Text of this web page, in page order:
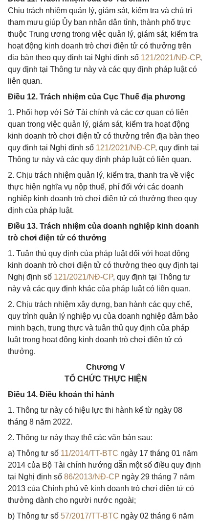
Chịu trách nhiệm quản lý, giám sát, kiểm tra và chủ trì
tham mưu giúp Ủy ban nhân dân tỉnh, thành phố trực
thuộc Trung ương trong việc quản lý, giám sát, kiểm tra
hoạt động kinh doanh trò chơi điện tử có thưởng trên
địa bàn theo quy định tại Nghị định số 121/2021/NĐ-CP,
quy định tại Thông tư này và các quy định pháp luật có
liên quan.
Điều 12. Trách nhiệm của Cục Thuế địa phương
1. Phối hợp với Sở Tài chính và các cơ quan có liên
quan trong việc quản lý, giám sát, kiểm tra hoạt động
kinh doanh trò chơi điện tử có thưởng trên địa bàn theo
quy định tại Nghị định số 121/2021/NĐ-CP, quy định tại
Thông tư này và các quy định pháp luật có liên quan.
2. Chịu trách nhiệm quản lý, kiểm tra, thanh tra về việc
thực hiện nghĩa vụ nộp thuế, phí đối với các doanh
nghiệp kinh doanh trò chơi điện tử có thưởng theo quy
định của pháp luật.
Điều 13. Trách nhiệm của doanh nghiệp kinh doanh
trò chơi điện tử có thưởng
1. Tuân thủ quy định của pháp luật đối với hoạt động
kinh doanh trò chơi điện tử có thưởng theo quy định tại
Nghị định số 121/2021/NĐ-CP, quy định tại Thông tư
này và các quy định khác của pháp luật có liên quan.
2. Chịu trách nhiệm xây dựng, ban hành các quy chế,
quy trình quản lý nghiệp vụ của doanh nghiệp đảm bảo
minh bạch, trung thực và tuân thủ quy định của pháp
luật trong hoạt động kinh doanh trò chơi điện tử có
thưởng.
Chương V
TỔ CHỨC THỰC HIỆN
Điều 14. Điều khoản thi hành
1. Thông tư này có hiệu lực thi hành kể từ ngày 08
tháng 8 năm 2022.
2. Thông tư này thay thế các văn bản sau:
a) Thông tư số 11/2014/TT-BTC ngày 17 tháng 01 năm
2014 của Bộ Tài chính hướng dẫn một số điều quy định
tại Nghị định số 86/2013/NĐ-CP ngày 29 tháng 7 năm
2013 của Chính phủ về kinh doanh trò chơi điện tử có
thưởng dành cho người nước ngoài;
b) Thông tư số 57/2017/TT-BTC ngày 02 tháng 6 năm